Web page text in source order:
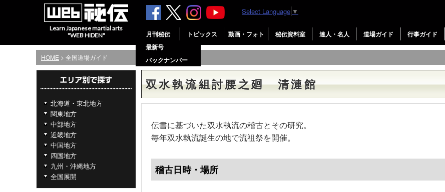
Learn Japanese martial arts
"WEB HIDEN"
月刊秘伝
最新号
バックナンバー
トピックス 動画・フォト 秘伝資料室 達人・名人 道場ガイド 行事ガイド
Select Language ▼
HOME > 全国道場ガイド
北海道・東北地方
関東地方
中部地方
近畿地方
中国地方
四国地方
九州・沖縄地方
全国展開
双水執流組討腰之廻 清漣館
伝書に基づいた双水執流の稽古とその研究。
毎年双水執流誕生の地で流祖祭を開催。
稽古日時・場所